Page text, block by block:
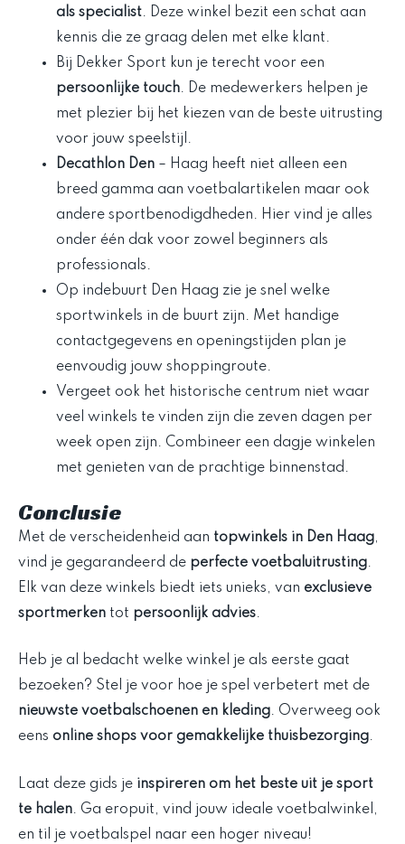
als specialist. Deze winkel bezit een schat aan
kennis die ze graag delen met elke klant.
Bij Dekker Sport kun je terecht voor een
persoonlijke touch. De medewerkers helpen je
met plezier bij het kiezen van de beste uitrusting
voor jouw speelstijl.
Decathlon Den – Haag heeft niet alleen een
breed gamma aan voetbalartikelen maar ook
andere sportbenodigdheden. Hier vind je alles
onder één dak voor zowel beginners als
professionals.
Op indebuurt Den Haag zie je snel welke
sportwinkels in de buurt zijn. Met handige
contactgegevens en openingstijden plan je
eenvoudig jouw shoppingroute.
Vergeet ook het historische centrum niet waar
veel winkels te vinden zijn die zeven dagen per
week open zijn. Combineer een dagje winkelen
met genieten van de prachtige binnenstad.
Conclusie
Met de verscheidenheid aan topwinkels in Den Haag,
vind je gegarandeerd de perfecte voetbaluitrusting.
Elk van deze winkels biedt iets unieks, van exclusieve
sportmerken tot persoonlijk advies.
Heb je al bedacht welke winkel je als eerste gaat
bezoeken? Stel je voor hoe je spel verbetert met de
nieuwste voetbalschoenen en kleding. Overweeg ook
eens online shops voor gemakkelijke thuisbezorging.
Laat deze gids je inspireren om het beste uit je sport
te halen. Ga eropuit, vind jouw ideale voetbalwinkel,
en til je voetbalspel naar een hoger niveau!